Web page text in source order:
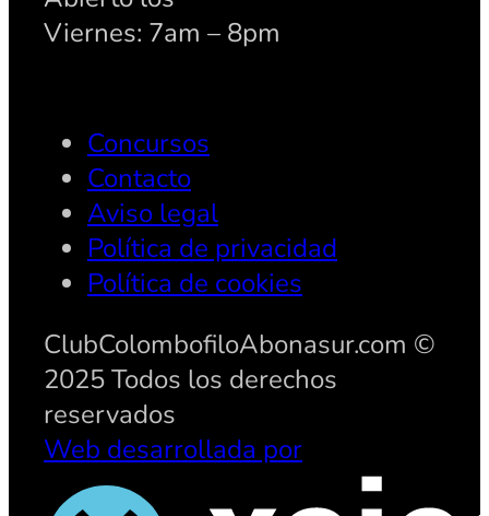
Viernes: 7am – 8pm
Concursos
Contacto
Aviso legal
Política de privacidad
Política de cookies
ClubColombofiloAbonasur.com ©
2025 Todos los derechos
reservados
Web desarrollada por